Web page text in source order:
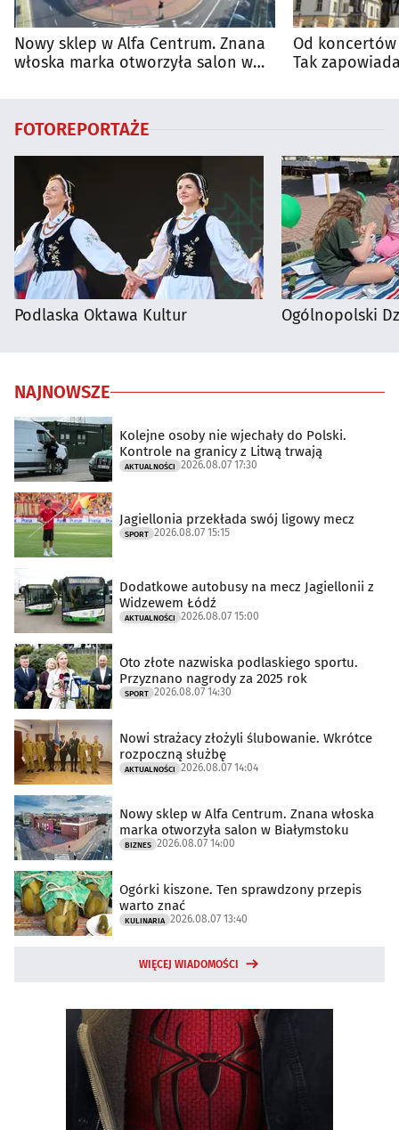
Nowy sklep w Alfa Centrum. Znana
włoska marka otworzyła salon w
Od
Tak
FOTOREPORTAŻE
Podlaska Oktawa Kultur Ogólnopolski
NAJNOWSZE
Kolejne osoby nie wjechały do Polski.
Kontrole na granicy z Litwą trwają
AKTUALNOŚCI 2026.08.07 17:30
Jagiellonia przekłada swój ligowy mecz
SPORT 2026.08.07 15:15
Dodatkowe autobusy na mecz Jagiellonii z
Widzewem Łódź
AKTUALNOŚCI 2026.08.07 15:00
Oto złote nazwiska podlaskiego sportu.
Przyznano nagrody za 2025 rok
SPORT 2026.08.07 14:30
Nowi strażacy złożyli ślubowanie. Wkrótce
rozpoczną służbę
AKTUALNOŚCI 2026.08.07 14:04
Nowy sklep w Alfa Centrum. Znana włoska
marka otworzyła salon w Białymstoku
BIZNES 2026.08.07 14:00
Ogórki kiszone. Ten sprawdzony przepis
warto znać
KULINARIA 2026.08.07 13:40
WIĘCEJ WIADOMOŚCI